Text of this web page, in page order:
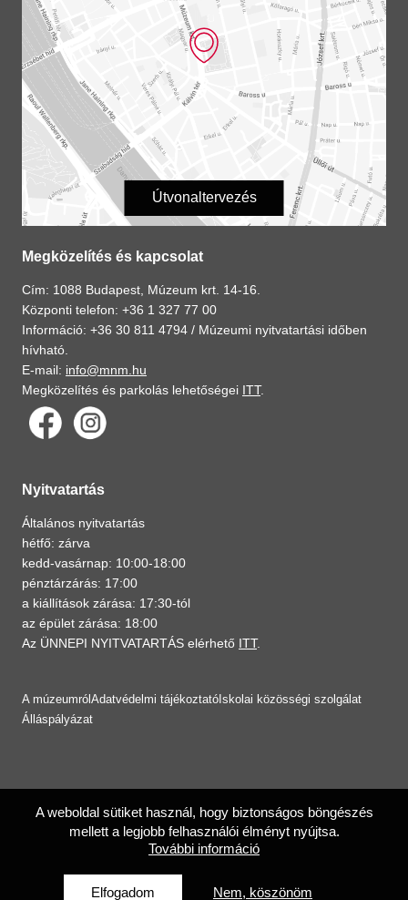
Útvonaltervezés
Megközelítés és kapcsolat
Cím: 1088 Budapest, Múzeum krt. 14-16.
Központi telefon: +36 1 327 77 00
Információ: +36 30 811 4794 / Múzeumi nyitvatartási időben
hívható.
E-mail: info@mnm.hu
Megközelítés és parkolás lehetőségei ITT.
Nyitvatartás
Általános nyitvatartás
hétfő: zárva
kedd-vasárnap: 10:00-18:00
pénztárzárás: 17:00
a kiállítások zárása: 17:30-tól
az épület zárása: 18:00
Az ÜNNEPI NYITVATARTÁS elérhető ITT.
A múzeumról Adatvédelmi tájékoztató Iskolai közösségi szolgálat
Álláspályázat
A weboldal sütiket használ, hogy biztonságos böngészés
mellett a legjobb felhasználói élményt nyújtsa.
További információ
Elfogadom Nem, köszönöm